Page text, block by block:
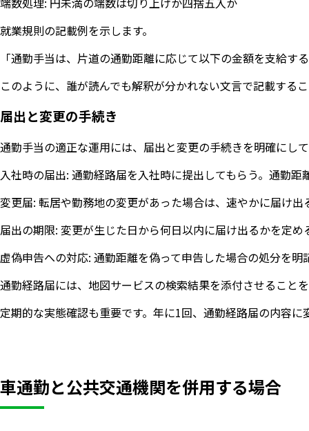
就業規則の記載例を示します。
「通勤手当は、片道の通勤距離に応じて以下の金額を支給
このように、誰が読んでも解釈が分かれない文言で記載する
届出と変更の手続き
通勤手当の適正な運用には、届出と変更の手続きを明確にし
入社時の届出: 通勤経路届を入社時に提出してもらう。通勤
変更届: 転居や勤務地の変更があった場合は、速やかに届け出
届出の期限: 変更が生じた日から何日以内に届け出るかを定
虚偽申告への対応: 通勤距離を偽って申告した場合の処分を明
通勤経路届には、地図サービスの検索結果を添付させること
定期的な実態確認も重要です。年に1回、通勤経路届の内容
車通勤と公共交通機関を併用する場合